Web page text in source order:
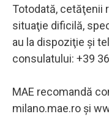
Totodată, cetăţenii
situaţie dificilă,
au la dispoziţie şi
consulatului: +39
MAE recomandă
milano.mae.ro şi